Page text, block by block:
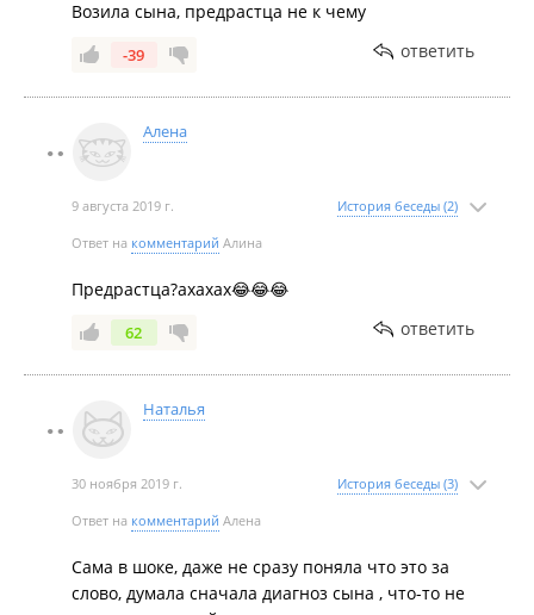
Возила сына, предрастца не к чему
-39 ответить
Алена
9 августа 2019 г. История беседы (2)
Ответ на комментарий Алина
Предрастца?ахахах😂😂😂
62 ответить
Наталья
30 ноября 2019 г. История беседы (3)
Ответ на комментарий Алена
Сама в шоке, даже не сразу поняла что это за
слово, думала сначала диагноз сына , что-то не